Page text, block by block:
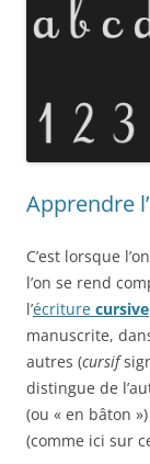
Apprendre
C’est lorsque
l’on se rend
l’écriture cursive
manuscrite,
autres (cursif
distingue de
(ou « en bâton
(comme ici sur